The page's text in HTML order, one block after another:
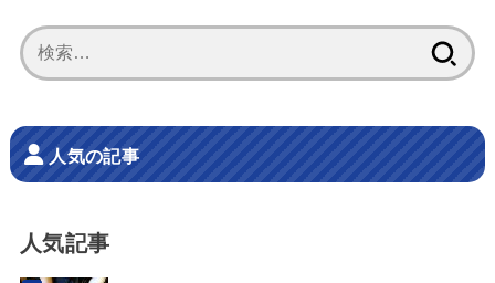
索:
人気の記事
人気記事